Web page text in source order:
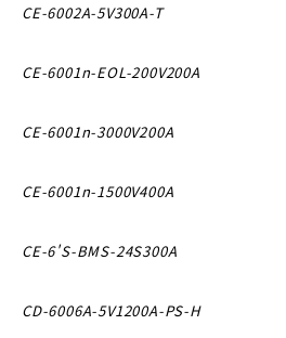
CE-6002A-5V300A-T
CE-6001n-EOL-200V200A
CE-6001n-3000V200A
CE-6001n-1500V400A
CE-6'S-BMS-24S300A
CD-6006A-5V1200A-PS-H